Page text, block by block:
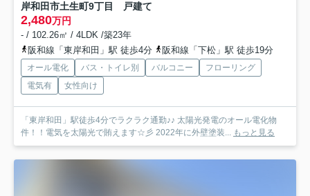
岸和田市土生町9丁目 戸建て
2,480万円
- / 102.26㎡ / 4LDK /築23年
阪和線「東岸和田」駅 徒歩4分
阪和線「下松」駅 徒歩19分
オール電化 バス・トイレ別 バルコニー
フローリング
電気有
女性向け
「東岸和田」駅徒歩4分でラクラク通勤♪♪ 太陽光発電のオール電化物
件！！電気を太陽光で賄えます☆彡 2022年に外壁塗装... もっと見る